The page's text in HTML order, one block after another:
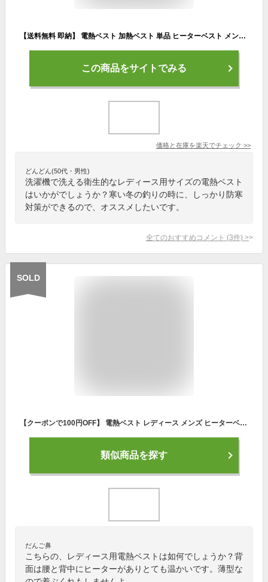
【送料無料 即納】 電熱ベスト 加熱ベスト 単品 ヒーターベスト メンズ レディース 大きいサイズ USB 服のみ ベスト単品 電熱ジャケット ヒーター 電熱 ベスト 洗える 洗濯 電熱ウェア 軽量 男女兼用 ヒーター内臓 ヒートベスト ヒータージャケット 洗濯機 防寒 防寒ベスト
この商品をサイトでみる
価格と在庫を楽天でチェック >>
どんどん(50代・男性)
洗濯機で洗える衛生的なレディース用サイズの電熱ベスト
はいかがでしょうか？寒い冬の釣りの時に、しっかり防寒
対策ができるので、オススメしたいです。
全てのおすすめコメント (3件) >
SOLD
【クーポンで100円OFF】 電熱ベスト レディース メンズ ヒーターベスト 電熱ウェア インナー フリース 秋 冬 電熱ジャケット 温熱ベスト 防寒ベスト チョッキ 大きいサイズ おしゃれ あったか 暖かい 防寒 薄手 軽量 重ね着 洗える 通勤 バイク キャンプ アウトドア 黒
類似商品を探す
だんご鼻
こちらの、レディース用電熱ベストは如何でしょうか？背
面は腰と背中にヒーターがありとても温かいです。薄型な